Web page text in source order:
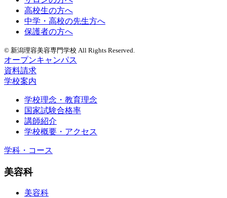
高校生の方へ
中学・高校の先生方へ
保護者の方へ
© 新潟理容美容専門学校 All Rights Reserved.
オープンキャンパス
資料請求
学校案内
学校理念・教育理念
国家試験合格率
講師紹介
学校概要・アクセス
学科・コース
美容科
美容科